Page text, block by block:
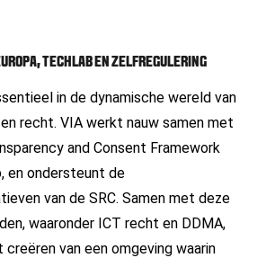
TECHLAB EN ZELFREGULERING
in de dynamische wereld van
recht. VIA werkt nauw samen met
and Consent Framework
en ondersteunt de
van de SRC. Samen met deze
waaronder ICT recht en DDMA,
van een omgeving waarin